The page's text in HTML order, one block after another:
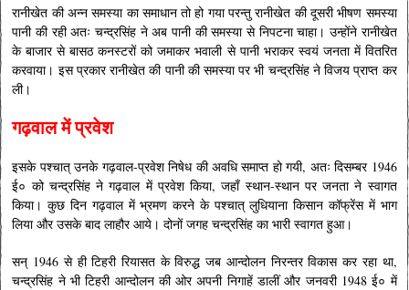
रानीखेत की अन्न समस्या का समाधान तो हो गया परन्तु रानीखेत की दूसरी भीषण समस्या
पानी की रही अतः चन्द्रसिंह ने अब पानी की समस्या से निपटना चाहा। उन्होंने रानीखेत
के बाजार से बासठ कनस्टरों को जमाकर भवाली से पानी भराकर स्वयं जनता में वितरित
करवाया। इस प्रकार रानीखेत की पानी की समस्या पर भी चन्द्रसिंह ने विजय प्राप्त कर
ली।
गढ़वाल में प्रवेश
इसके पश्चात् उनके गढ़वाल-प्रवेश निषेध की अवधि समाप्त हो गयी, अतः दिसम्बर 1946
ई० को चन्द्रसिंह ने गढ़वाल में प्रवेश किया, जहाँ स्थान-स्थान पर जनता ने स्वागत
किया। कुछ दिन गढ़वाल में भ्रमण करने के पश्चात् लुधियाना किसान कॉफ्रेंस में भाग
लिया और उसके बाद लाहौर आये। दोनों जगह चन्द्रसिंह का भारी स्वागत हुआ।
सन् 1946 से ही टिहरी रियासत के विरुद्ध जब आन्दोलन निरन्तर विकास कर रहा था,
चन्द्रसिंह ने भी टिहरी आन्दोलन की ओर अपनी निगाहें डालीं और जनवरी 1948 ई० में